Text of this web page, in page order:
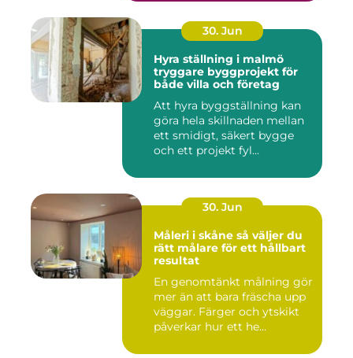
30. Jun
Hyra ställning i malmö
tryggare byggprojekt för
både villa och företag
Att hyra byggställning kan
göra hela skillnaden mellan
ett smidigt, säkert bygge
och ett projekt fyl...
30. Jun
Måleri i skåne så väljer du
rätt målare för ett hållbart
resultat
En genomtänkt målning gör
mer än att bara fräscha upp
väggar. Färger och ytskikt
påverkar hur ett he...